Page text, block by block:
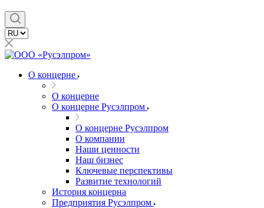
О концерне
О концерне
О концерне Русэлпром
О концерне Русэлпром
О компании
Наши ценности
Наш бизнес
Ключевые перспективы
Развитие технологий
История концерна
Предприятия Русэлпром